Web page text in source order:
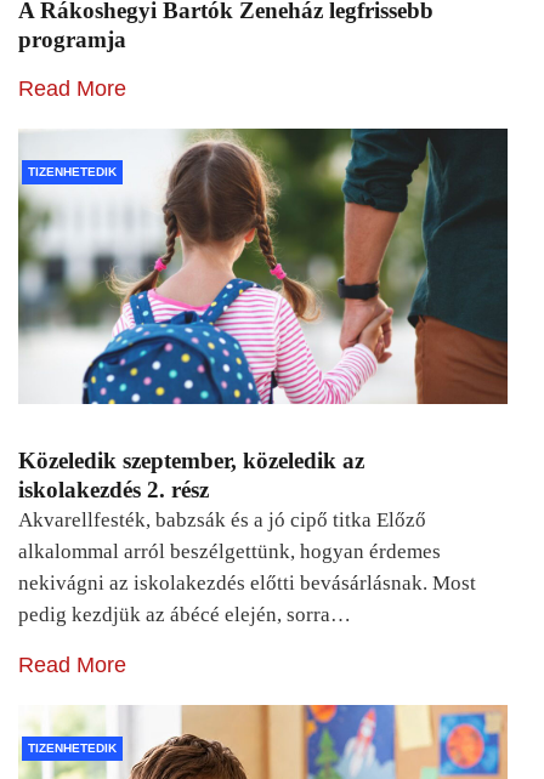
A Rákoshegyi Bartók Zeneház legfrissebb
programja
Read More
TIZENHETEDIK
Közeledik szeptember, közeledik az
iskolakezdés 2. rész
Akvarellfesték, babzsák és a jó cipő titka Előző
alkalommal arról beszélgettünk, hogyan érdemes
nekivágni az iskolakezdés előtti bevásárlásnak. Most
pedig kezdjük az ábécé elején, sorra…
Read More
TIZENHETEDIK